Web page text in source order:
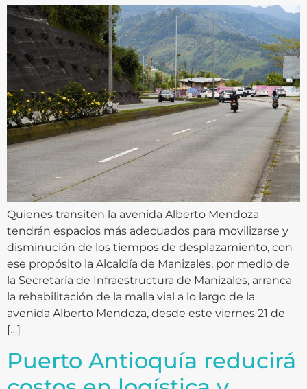
Quienes transiten la avenida Alberto Mendoza
tendrán espacios más adecuados para movilizarse y
disminución de los tiempos de desplazamiento, con
ese propósito la Alcaldía de Manizales, por medio de
la Secretaría de Infraestructura de Manizales, arranca
la rehabilitación de la malla vial a lo largo de la
avenida Alberto Mendoza, desde este viernes 21 de
[…]
Puerto Antioquía reducirá